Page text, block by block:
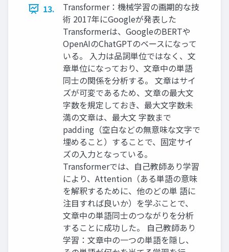
13.
Transformer：機械学習の画期的な技
術 2017年にGoogleが発表した
Transformerは、GoogleのBERTや
OpenAIのChatGPTのベースになって
いる。 入力は品詞単位ではなく、文
章単位になっており、文章中の単語
同士の関係を分析する。 文章はサイ
ズが可変であるため、文章の最大文
字数を規定しておき、最大文字数未
満の文章は、最大文 字数まで
padding（空白などの無意味な文字で
埋めること）することで、固定サイ
ズの入力となっている。
Transformerでは、自己教師あり学習
により、Attention（ある単語の意味
を解釈するために、他のどの単 語に
注目すれば良いか）を学ぶことで、
文章中の単語同士のつながりを分析
することに成功した。 自己教師あり
学習：文章中の一つの単語を隠し、